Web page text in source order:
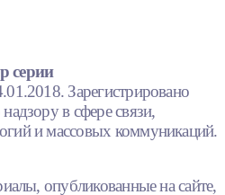
серии
Зарегистрировано
в сфере связи,
и массовых коммуникаций.
опубликованные на сайте,